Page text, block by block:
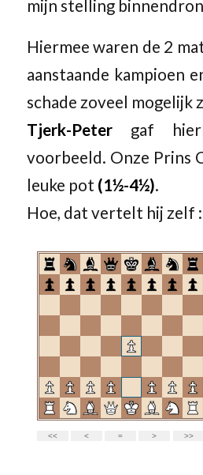
mijn stelling
Hiermee waren de 2
aanstaande kampioen
schade zoveel mogelijk
Tjerk-Peter gaf
voorbeeld. Onze Prins
leuke pot (1½-4½).
Hoe, dat vertelt hij zelf :